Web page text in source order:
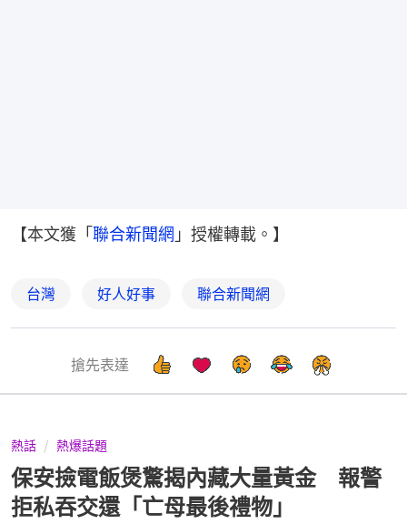
【本文獲「聯合新聞網 」授權轉載。】
台灣 好人好事 聯合新聞網
搶先表達
熱話 熱爆話題
保安撿電飯煲驚揭內藏大量黃金 報警
拒私吞交還「亡母最後禮物」